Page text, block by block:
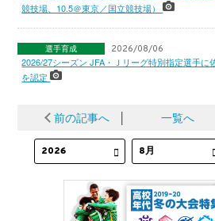
競技場、10.5＠東京／国立競技場）
選手育成 2026/08/06
2026/27シーズン JFA・Ｊリーグ特別指定選手に
を認定
前の記事へ │ 一覧へ